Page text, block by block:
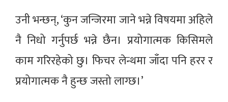
उनी भन्छन्, ‘कुन जन्जिरमा जाने भन्ने विषयमा अहिले
नै निधो गर्नुपर्छ भन्ने छैन। प्रयोगात्मक किसिमले
काम गरिरहेको छु। फिचर लेन्थमा जाँदा पनि हरर र
प्रयोगात्मक नै हुन्छ जस्तो लाग्छ।’